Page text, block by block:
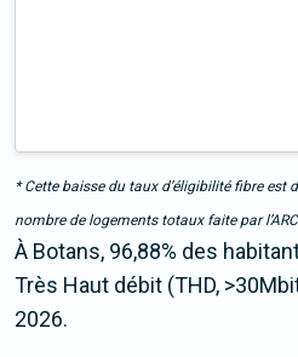
* Cette baisse du taux d’éligibilité fibre est
nombre de logements totaux faite par
À Botans, 96,88% des
Très Haut débit (THD,
2026.